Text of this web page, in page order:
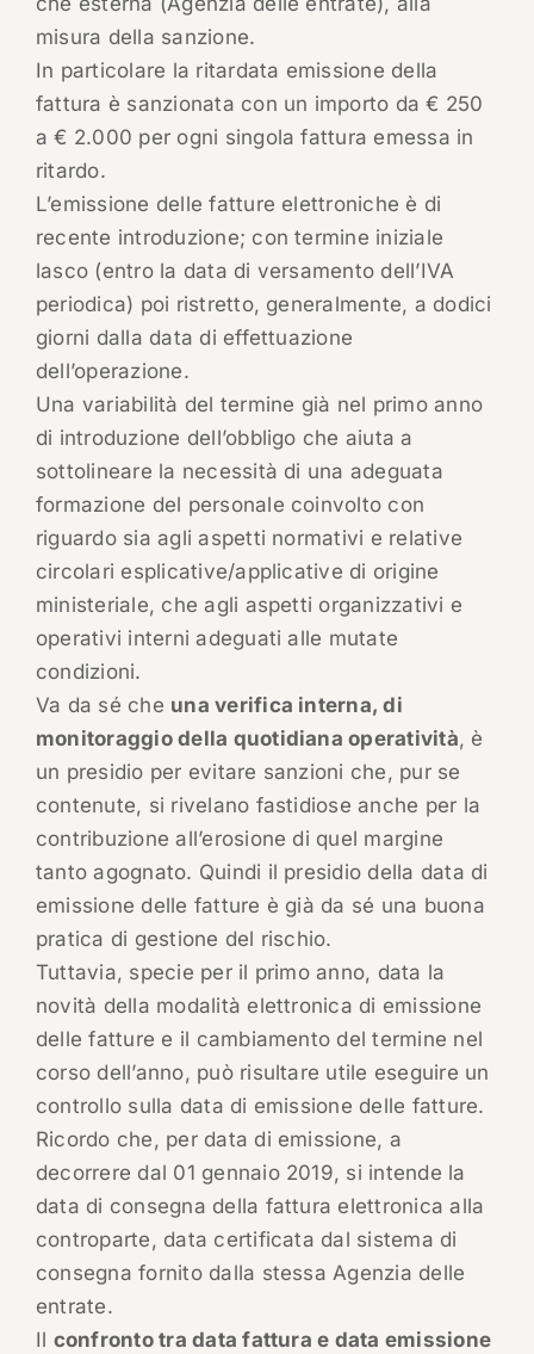
misura della sanzione.
In particolare la ritardata emissione della
fattura è sanzionata con un importo da € 250
a € 2.000 per ogni singola fattura emessa in
ritardo.
L’emissione delle fatture elettroniche è di
recente introduzione; con termine iniziale
lasco (entro la data di versamento dell’IVA
periodica) poi ristretto, generalmente, a dodici
giorni dalla data di effettuazione
dell’operazione.
Una variabilità del termine già nel primo anno
di introduzione dell’obbligo che aiuta a
sottolineare la necessità di una adeguata
formazione del personale coinvolto con
riguardo sia agli aspetti normativi e relative
circolari esplicative/applicative di origine
ministeriale, che agli aspetti organizzativi e
operativi interni adeguati alle mutate
condizioni.
Va da sé che una verifica interna, di
monitoraggio della quotidiana operatività, è
un presidio per evitare sanzioni che, pur se
contenute, si rivelano fastidiose anche per la
contribuzione all’erosione di quel margine
tanto agognato. Quindi il presidio della data di
emissione delle fatture è già da sé una buona
pratica di gestione del rischio.
Tuttavia, specie per il primo anno, data la
novità della modalità elettronica di emissione
delle fatture e il cambiamento del termine nel
corso dell’anno, può risultare utile eseguire un
controllo sulla data di emissione delle fatture.
Ricordo che, per data di emissione, a
decorrere dal 01 gennaio 2019, si intende la
data di consegna della fattura elettronica alla
controparte, data certificata dal sistema di
consegna fornito dalla stessa Agenzia delle
entrate.
Il confronto tra data fattura e data emissione